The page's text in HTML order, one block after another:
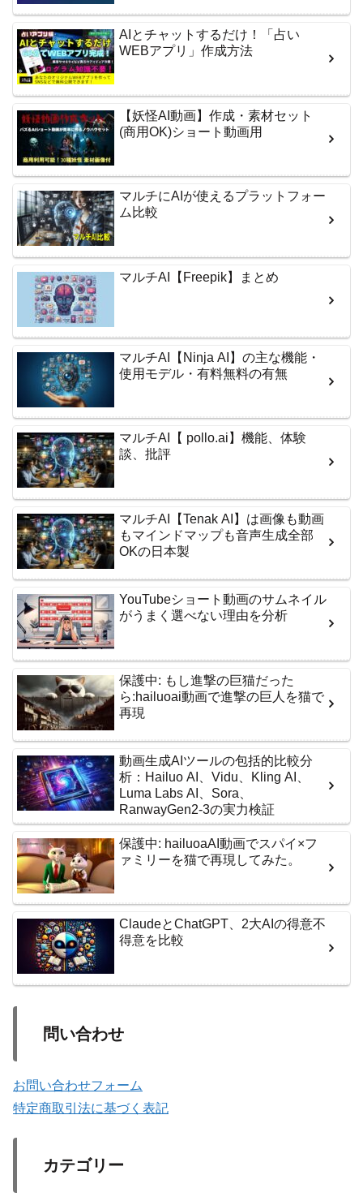
AIとチャットするだけ！「占い
WEBアプリ」作成方法
【妖怪AI動画】作成・素材セット
(商用OK)ショート動画用
マルチにAIが使えるプラットフォー
ム比較
マルチAI【Freepik】まとめ
マルチAI【Ninja AI】の主な機能・
使用モデル・有料無料の有無
マルチAI【 pollo.ai】機能、体験
談、批評
マルチAI【Tenak AI】は画像も動画
もマインドマップも音声生成全部
OKの日本製
YouTubeショート動画のサムネイル
がうまく選べない理由を分析
保護中: もし進撃の巨猫だった
ら:hailuoai動画で進撃の巨人を猫で
再現
動画生成AIツールの包括的比較分
析：Hailuo AI、Vidu、Kling AI、
Luma Labs AI、Sora、
RanwayGen2-3の実力検証
保護中: hailuoaAI動画でスパイ×フ
ァミリーを猫で再現してみた。
ClaudeとChatGPT、2大AIの得意不
得意を比較
問い合わせ
お問い合わせフォーム
特定商取引法に基づく表記
カテゴリー